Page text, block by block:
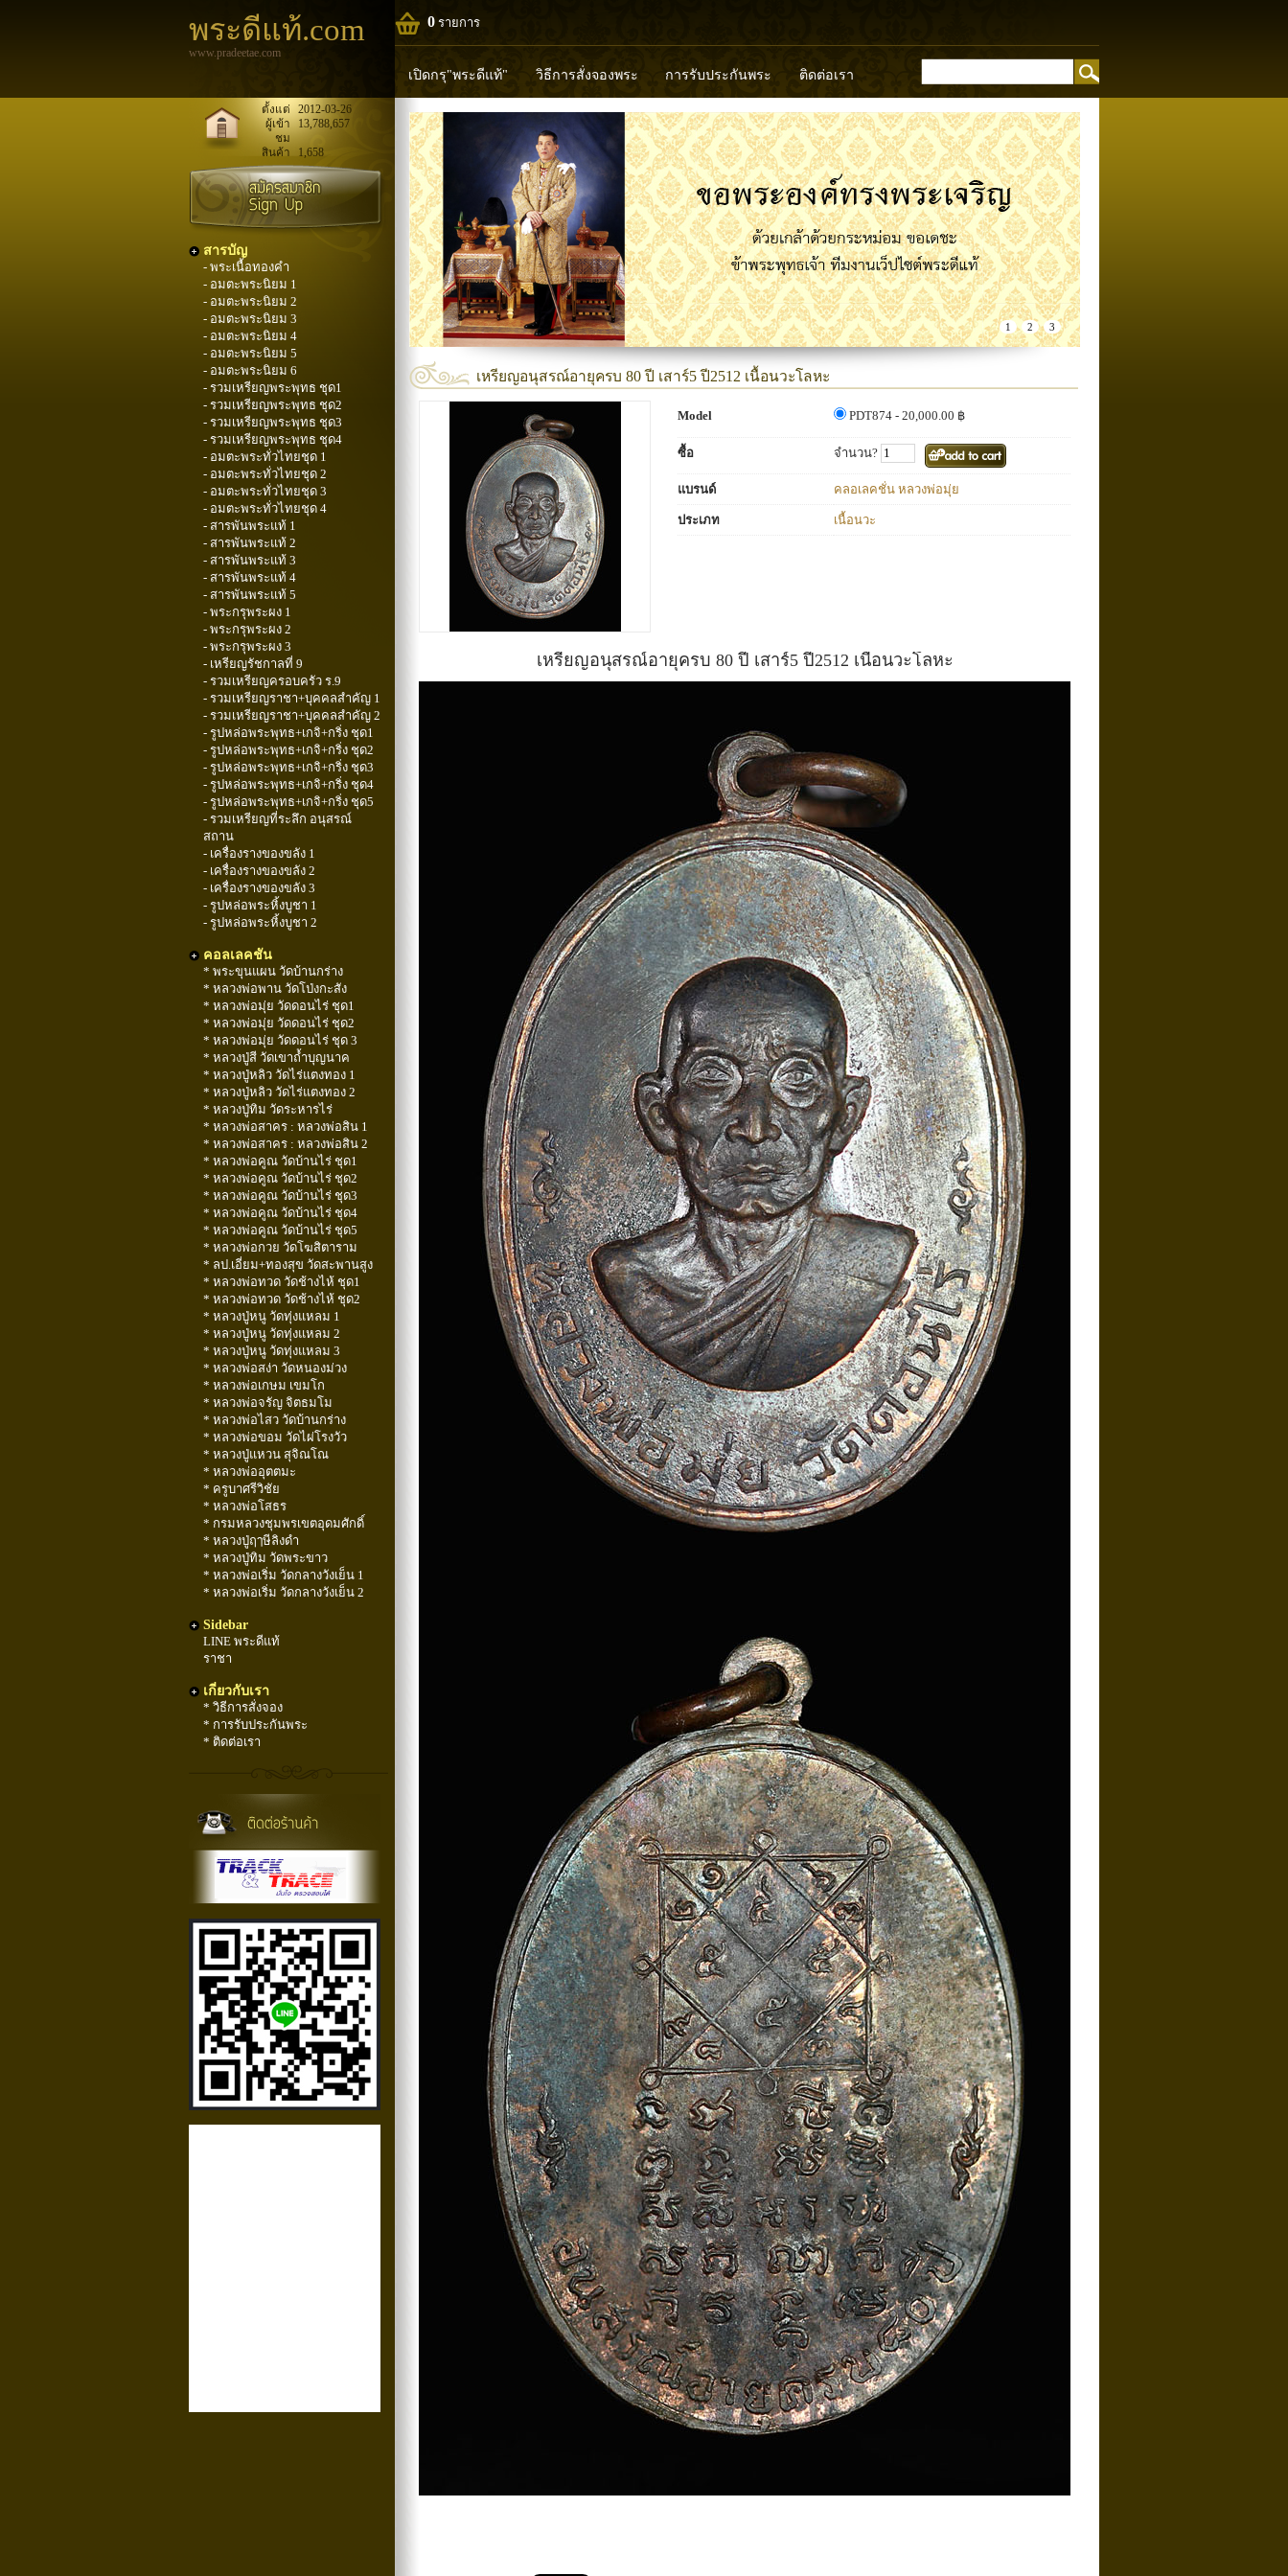
พระดีแท้.com
www.pradeetae.com
0 รายการ
เปิดกรุ"พระดีแท้" วิธีการสั่งจองพระ การรับประกันพระ ติดต่อเรา
หลวงพ่อทวด หลวงปู่ทิม หลวงพ่อคูณ หลวงพ่อมุ่ย หลวงพ่อปล้อง
พระพุทธวิริยากร
ตั้งแต่
2012-03-26
ผู้เข้า
ชม
13,788,657
สินค้า 1,658
สารบัญ
- พระเนื้อทองคำ
- อมตะพระนิยม 1
- อมตะพระนิยม 2
- อมตะพระนิยม 3
- อมตะพระนิยม 4
- อมตะพระนิยม 5
- อมตะพระนิยม 6
- รวมเหรียญพระพุทธ ชุด1
- รวมเหรียญพระพุทธ ชุด2
- รวมเหรียญพระพุทธ ชุด3
- รวมเหรียญพระพุทธ ชุด4
- อมตะพระทั่วไทยชุด 1
- อมตะพระทั่วไทยชุด 2
- อมตะพระทั่วไทยชุด 3
- อมตะพระทั่วไทยชุด 4
- สารพันพระแท้ 1
- สารพันพระแท้ 2
- สารพันพระแท้ 3
- สารพันพระแท้ 4
- สารพันพระแท้ 5
- พระกรุพระผง 1
- พระกรุพระผง 2
- พระกรุพระผง 3
- เหรียญรัชกาลที่ 9
- รวมเหรียญครอบครัว ร.9
- รวมเหรียญราชา+บุคคลสำคัญ 1
- รวมเหรียญราชา+บุคคลสำคัญ 2
- รูปหล่อพระพุทธ+เกจิ+กริ่ง ชุด1
- รูปหล่อพระพุทธ+เกจิ+กริ่ง ชุด2
- รูปหล่อพระพุทธ+เกจิ+กริ่ง ชุด3
- รูปหล่อพระพุทธ+เกจิ+กริ่ง ชุด4
- รูปหล่อพระพุทธ+เกจิ+กริ่ง ชุด5
- รวมเหรียญที่ระลึก อนุสรณ์
สถาน
- เครื่องรางของขลัง 1
- เครื่องรางของขลัง 2
- เครื่องรางของขลัง 3
- รูปหล่อพระหิ้งบูชา 1
- รูปหล่อพระหิ้งบูชา 2
คอลเลคชัน
* พระขุนแผน วัดบ้านกร่าง
* หลวงพ่อพาน วัดโป่งกะสัง
* หลวงพ่อมุ่ย วัดดอนไร่ ชุด1
* หลวงพ่อมุ่ย วัดดอนไร่ ชุด2
* หลวงพ่อมุ่ย วัดดอนไร่ ชุด 3
* หลวงปู่สี วัดเขาถ้ำบุญนาค
* หลวงปู่หลิว วัดไร่แตงทอง 1
* หลวงปู่หลิว วัดไร่แตงทอง 2
* หลวงปู่ทิม วัดระหารไร่
* หลวงพ่อสาคร : หลวงพ่อสิน 1
* หลวงพ่อสาคร : หลวงพ่อสิน 2
* หลวงพ่อคูณ วัดบ้านไร่ ชุด1
* หลวงพ่อคูณ วัดบ้านไร่ ชุด2
* หลวงพ่อคูณ วัดบ้านไร่ ชุด3
* หลวงพ่อคูณ วัดบ้านไร่ ชุด4
* หลวงพ่อคูณ วัดบ้านไร่ ชุด5
* หลวงพ่อกวย วัดโฆสิตาราม
* ลป.เอี่ยม+ทองสุข วัดสะพานสูง
* หลวงพ่อทวด วัดช้างไห้ ชุด1
* หลวงพ่อทวด วัดช้างไห้ ชุด2
* หลวงปู่หนู วัดทุ่งแหลม 1
* หลวงปู่หนู วัดทุ่งแหลม 2
* หลวงปู่หนู วัดทุ่งแหลม 3
* หลวงพ่อสง่า วัดหนองม่วง
* หลวงพ่อเกษม เขมโก
* หลวงพ่อจรัญ จิตธมโม
* หลวงพ่อไสว วัดบ้านกร่าง
* หลวงพ่อขอม วัดไผ่โรงวัว
* หลวงปู่แหวน สุจิณโณ
* หลวงพ่ออุตตมะ
* ครูบาศรีวิชัย
* หลวงพ่อโสธร
* กรมหลวงชุมพรเขตอุดมศักดิ์
* หลวงปู่ฤๅษีลิงดำ
* หลวงปู่ทิม วัดพระขาว
* หลวงพ่อเริ่ม วัดกลางวังเย็น 1
* หลวงพ่อเริ่ม วัดกลางวังเย็น 2
Sidebar
LINE พระดีแท้
ราชา
เกี่ยวกับเรา
* วิธีการสั่งจอง
* การรับประกันพระ
* ติดต่อเรา
1 2 3
เหรียญอนุสรณ์อายุครบ 80 ปี เสาร์5 ปี2512 เนื้อนวะโลหะ
Model PDT874 - 20,000.00 ฿
ซื้อ จำนวน?
แบรนด์ คลอเลคชั่น หลวงพ่อมุ่ย
ประเภท เนื้อนวะ
เหรียญอนุสรณ์อายุครบ 80 ปี เสาร์5 ปี2512 เนื้อนวะโลหะ